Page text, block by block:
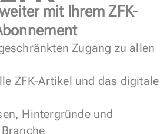
mit Ihrem ZFK-
Zugang zu allen
ZFK-Artikel und das digitale
Hintergründe und